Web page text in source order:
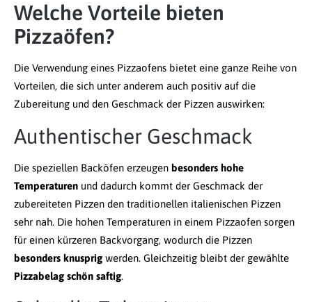
Welche Vorteile bieten
Pizzaöfen?
Die Verwendung eines Pizzaofens bietet eine ganze Reihe von
Vorteilen, die sich unter anderem auch positiv auf die
Zubereitung und den Geschmack der Pizzen auswirken:
Authentischer Geschmack
Die speziellen Backöfen erzeugen besonders hohe
Temperaturen und dadurch kommt der Geschmack der
zubereiteten Pizzen den traditionellen italienischen Pizzen
sehr nah. Die hohen Temperaturen in einem Pizzaofen sorgen
für einen kürzeren Backvorgang, wodurch die Pizzen
besonders knusprig werden. Gleichzeitig bleibt der gewählte
Pizzabelag schön saftig.